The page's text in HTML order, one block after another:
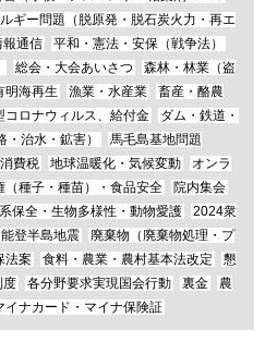
ギー問題（脱原発・脱石炭火力・再エ
報通信
平和・憲法・安保（戦争法）
総会・大会あいさつ
森林・林業（盗
明海再生 漁業・水産業
畜産・酪農
コロナウィルス、給付金
ダム・鉄道・
治水・鉱害）
馬毛島基地問題
費税 地球温暖化・気候変動
オンラ
（種子・種苗）・食品安全
院内集会
保全・生物多様性・動物愛護
2024衆
能登半島地震
廃棄物（廃棄物処理・プ
法案 食料・農業・農村基本法改定
懇
度 各分野要求実現国会行動 裏金
農
イナカード・マイナ保険証